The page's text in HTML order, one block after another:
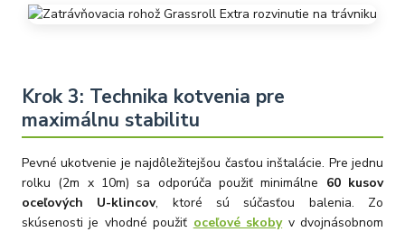
Krok 3: Technika kotvenia pre
maximálnu stabilitu
Pevné ukotvenie je najdôležitejšou časťou inštalácie. Pre jednu
rolku (2m x 10m) sa odporúča použiť minimálne 60 kusov
oceľových U-klincov, ktoré sú súčasťou balenia. Zo
skúsenosti je vhodné použiť oceľové skobyv dvojnásobnom